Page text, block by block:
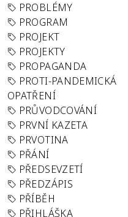
PROBLÉMY
PROGRAM
PROJEKT
PROJEKTY
PROPAGANDA
PROTI-PANDEMICKÁ
OPATŘENÍ
PRŮVODCOVÁNÍ
PRVNÍ KAZETA
PRVOTINA
PŘÁNÍ
PŘEDSEVZETÍ
PŘEDZÁPIS
PŘÍBĚH
PŘIHLÁŠKA